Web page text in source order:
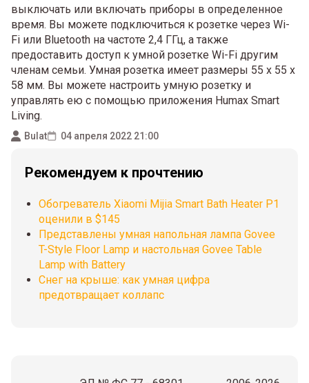
выключать или включать приборы в определенное
время. Вы можете подключиться к розетке через Wi-
Fi или Bluetooth на частоте 2,4 ГГц, а также
предоставить доступ к умной розетке Wi-Fi другим
членам семьи. Умная розетка имеет размеры 55 x 55 x
58 мм. Вы можете настроить умную розетку и
управлять ею с помощью приложения Humax Smart
Living.
Bulat 04 апреля 2022 21:00
Рекомендуем к прочтению
Обогреватель Xiaomi Mijia Smart Bath Heater P1
оценили в $145
Представлены умная напольная лампа Govee
T-Style Floor Lamp и настольная Govee Table
Lamp with Battery
Снег на крыше: как умная цифра
предотвращает коллапс